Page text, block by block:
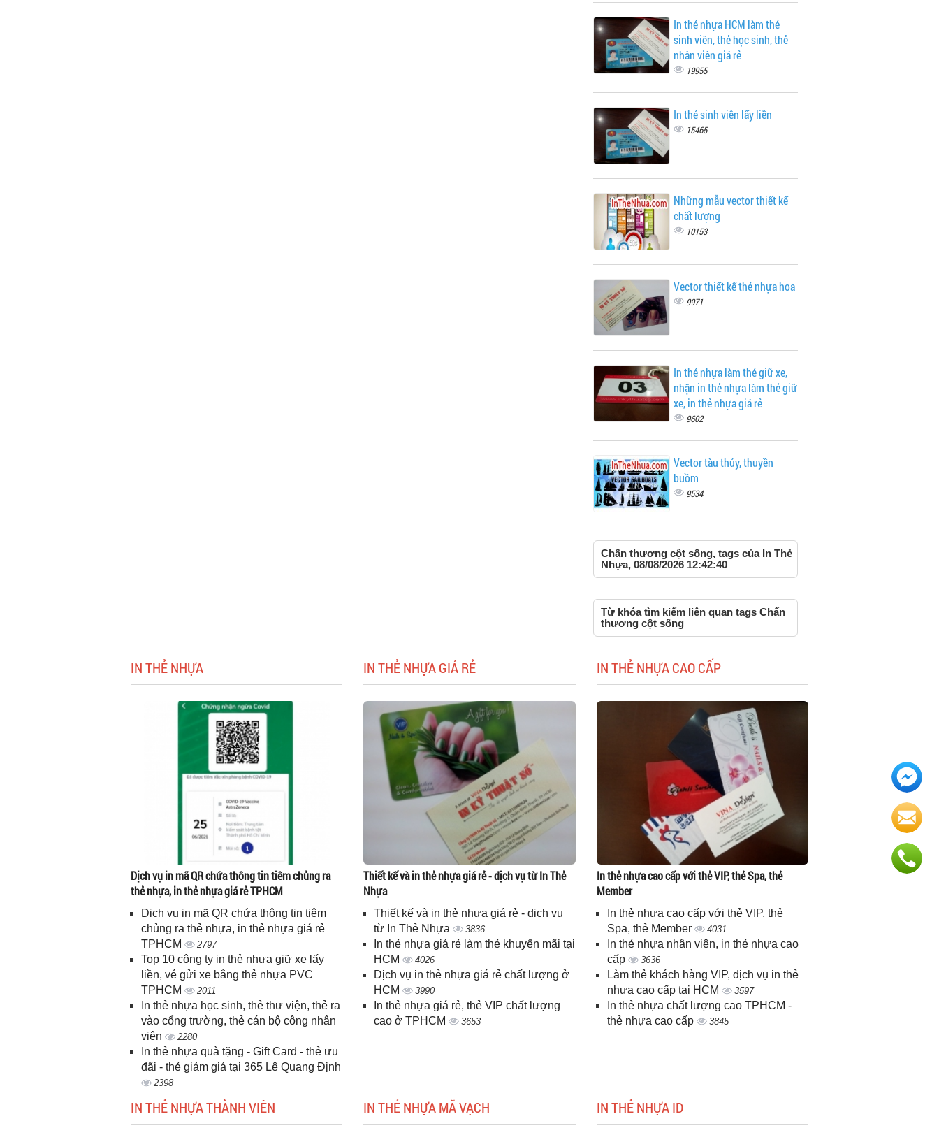
In thẻ nhựa HCM làm thẻ
sinh viên, thẻ học sinh, thẻ
nhân viên giá rẻ
19955
In thẻ sinh viên lấy liền
15465
Những mẫu vector thiết kế
chất lượng
10153
Vector thiết kế thẻ nhựa hoa
9971
In thẻ nhựa làm thẻ giữ xe,
nhận in thẻ nhựa làm thẻ giữ
xe, in thẻ nhựa giá rẻ
9602
Vector tàu thủy, thuyền
buồm
9534
Chấn thương cột sống, tags của In Thẻ
Nhựa, 08/08/2026 12:42:40
Từ khóa tìm kiếm liên quan tags Chấn
thương cột sống
IN THẺ NHỰA
Dịch vụ in mã QR chứa thông tin tiêm chủng ra
thẻ nhựa, in thẻ nhựa giá rẻ TPHCM
Dịch vụ in mã QR chứa thông tin tiêm
chủng ra thẻ nhựa, in thẻ nhựa giá rẻ
TPHCM
2797
Top 10 công ty in thẻ nhựa giữ xe lấy
liền, vé gửi xe bằng thẻ nhựa PVC
TPHCM
2011
In thẻ nhựa học sinh, thẻ thư viện, thẻ ra
vào cổng trường, thẻ cán bộ công nhân
viên
2280
In thẻ nhựa quà tặng - Gift Card - thẻ ưu
đãi - thẻ giảm giá tại 365 Lê Quang Định
2398
IN THẺ NHỰA GIÁ RẺ
Thiết kế và in thẻ nhựa giá rẻ - dịch vụ từ In Thẻ
Nhựa
Thiết kế và in thẻ nhựa giá rẻ - dịch vụ
từ In Thẻ Nhựa
3836
In thẻ nhựa giá rẻ làm thẻ khuyến mãi tại
HCM
4026
Dịch vụ in thẻ nhựa giá rẻ chất lượng ở
HCM
3990
In thẻ nhựa giá rẻ, thẻ VIP chất lượng
cao ở TPHCM
3653
IN THẺ NHỰA CAO CẤP
In thẻ nhựa cao cấp với thẻ VIP, thẻ Spa, thẻ
Member
In thẻ nhựa cao cấp với thẻ VIP, thẻ
Spa, thẻ Member
4031
In thẻ nhựa nhân viên, in thẻ nhựa cao
cấp
3636
Làm thẻ khách hàng VIP, dịch vụ in thẻ
nhựa cao cấp tại HCM
3597
In thẻ nhựa chất lượng cao TPHCM -
thẻ nhựa cao cấp
3845
IN THẺ NHỰA THÀNH VIÊN IN THẺ NHỰA MÃ VẠCH IN THẺ NHỰA ID